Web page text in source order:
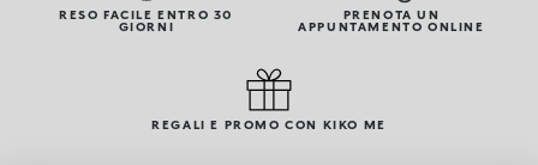
RESO FACILE ENTRO 30
GIORNI
PRENOTA UN
APPUNTAMENTO ONLINE
REGALI E PROMO CON KIKO ME